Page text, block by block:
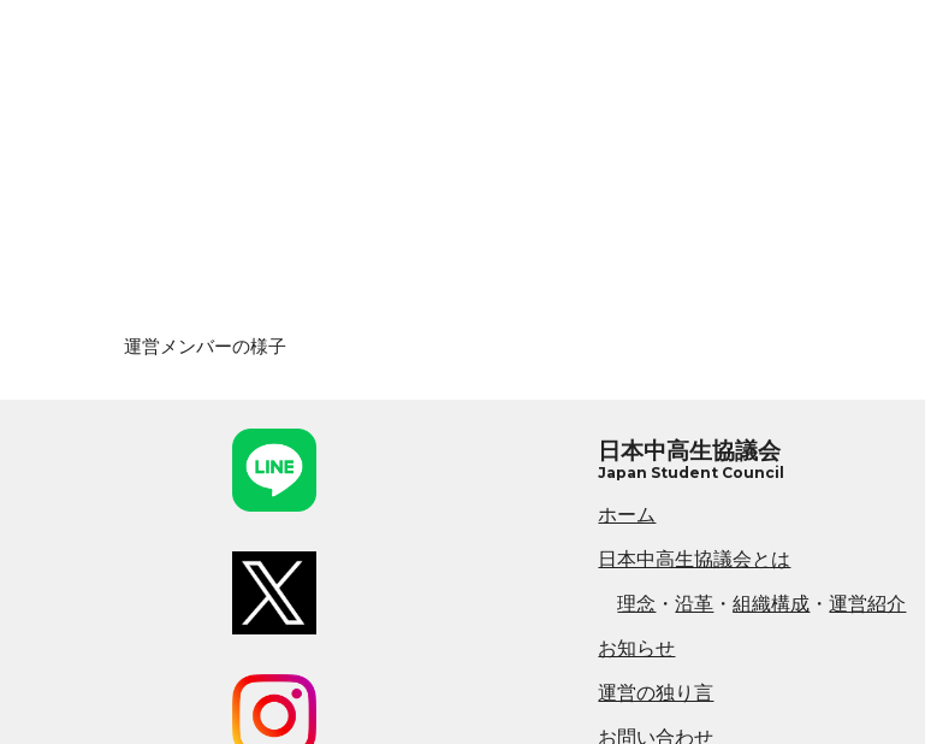
運営メンバーの様子
日本中高生協議会
Japan Student Council
ホーム
日本中高生協議会とは
理念 ・沿革 ・組織構成 ・運営紹介
お知らせ
運営の独り言
お問い合わせ